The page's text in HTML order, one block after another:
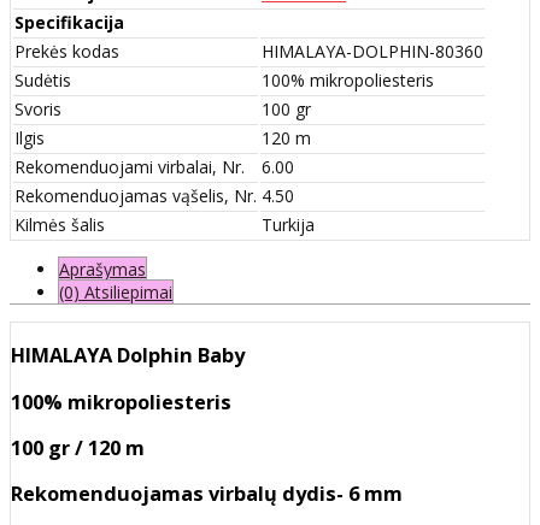
Specifikacija
Prekės kodas
HIMALAYA-DOLPHIN-80360
Sudėtis
100% mikropoliesteris
Svoris
100 gr
Ilgis
120 m
Rekomenduojami virbalai, Nr.
6.00
Rekomenduojamas vąšelis, Nr. 4.50
Kilmės šalis
Turkija
Aprašymas
(0) Atsiliepimai
HIMALAYA Dolphin Baby
100% mikropoliesteris
100 gr / 120 m
Rekomenduojamas virbalų dydis- 6 mm